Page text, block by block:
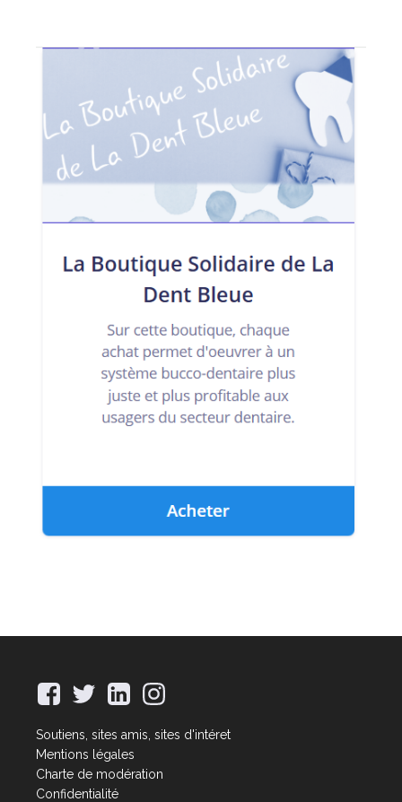
Soutiens, sites amis, sites d'intéret
Mentions légales
Charte de modération
Confidentialité